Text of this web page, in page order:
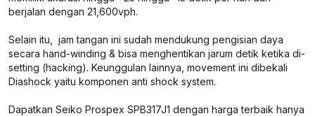
berjalan dengan 21,600vph.
Selain itu, jam tangan ini sudah mendukung pengisian daya
secara hand-winding & bisa menghentikan jarum detik ketika di-
setting (hacking). Keunggulan lainnya, movement ini dibekali
Diashock yaitu komponen anti shock system.
Dapatkan Seiko Prospex SPB317J1 dengan harga terbaik hanya